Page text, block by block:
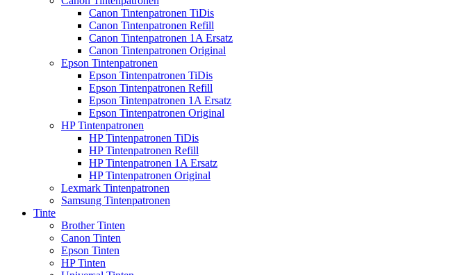
Canon Tintenpatronen TiDis
Canon Tintenpatronen Refill
Canon Tintenpatronen 1A Ersatz
Canon Tintenpatronen Original
Epson Tintenpatronen
Epson Tintenpatronen TiDis
Epson Tintenpatronen Refill
Epson Tintenpatronen 1A Ersatz
Epson Tintenpatronen Original
HP Tintenpatronen
HP Tintenpatronen TiDis
HP Tintenpatronen Refill
HP Tintenpatronen 1A Ersatz
HP Tintenpatronen Original
Lexmark Tintenpatronen
Samsung Tintenpatronen
Tinte
Brother Tinten
Canon Tinten
Epson Tinten
HP Tinten